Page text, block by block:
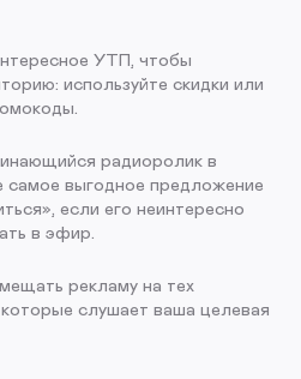
УТП, чтобы
используйте скидки или
радиоролик в
самое выгодное предложение
если его неинтересно
в эфир.
рекламу на тех
слушает ваша целевая